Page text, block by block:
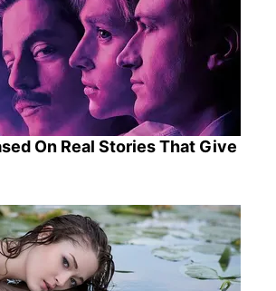
On Real Stories That Give